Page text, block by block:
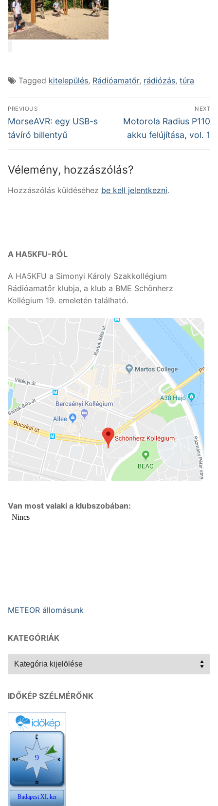
Tagged kitelepülés, Rádióamatőr, rádiózás, túra
Bejegyzés
navigáció
PREVIOUS
Previous
post:
MorseAVR: egy USB-s
távíró billentyű
NEXT
Next
post:
Motorola Radius P110
akku felújítása, vol. 1
Vélemény, hozzászólás?
Hozzászólás küldéséhez be kell jelentkezni.
A HA5KFU-RÓL
A HA5KFU a Simonyi Károly Szakkollégium
Rádióamatőr klubja, a klub a BME Schönherz
Kollégium 19. emeletén található.
Van most valaki a klubszobában:
METEOR állomásunk
KATEGÓRIÁK
Kategóriák
IDŐKÉP SZÉLMÉRŐNK